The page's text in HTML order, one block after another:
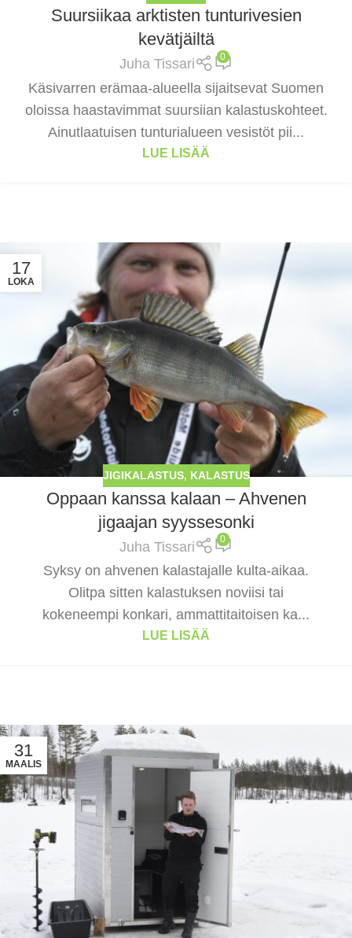
Suursiikaa arktisten tunturivesien
kevätjäiltä
Juha Tissari 0
Käsivarren erämaa-alueella sijaitsevat Suomen
oloissa haastavimmat suursiian kalastuskohteet.
Ainutlaatuisen tunturialueen vesistöt pii...
LUE LISÄÄ
17
LOKA
JIGIKALASTUS, KALASTUS
Oppaan kanssa kalaan – Ahvenen
jigaajan syyssesonki
Juha Tissari 0
Syksy on ahvenen kalastajalle kulta-aikaa.
Olitpa sitten kalastuksen noviisi tai
kokeneempi konkari, ammattitaitoisen ka...
LUE LISÄÄ
31
MAALIS